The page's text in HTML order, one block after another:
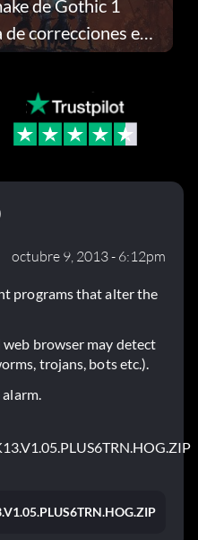
de Gothic 1
correcciones en
octubre 9, 2013 - 6:12pm
programs that alter the
browser may detect
trojans, bots etc.).
alarm.